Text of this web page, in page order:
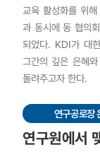
교육 활성화를 위
과 동시에 동 협의
되었다. KDI가 대
그간의 깊은 은혜
돌려주고자 한다.
연구공로장
연구원에서